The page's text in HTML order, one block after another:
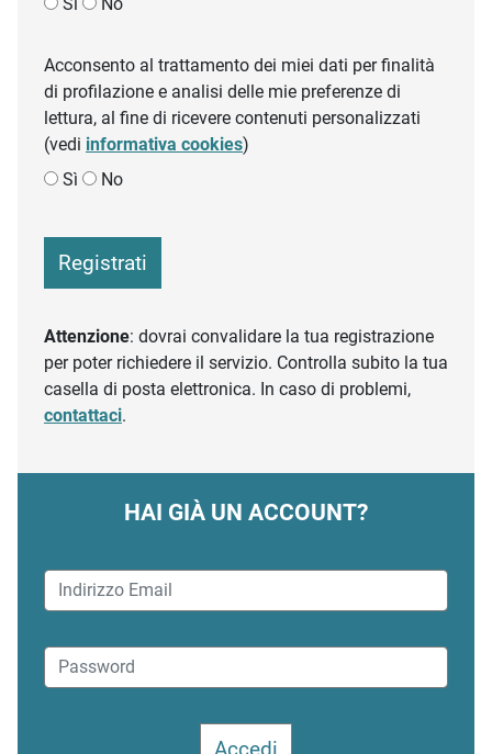
Acconsento al trattamento dei miei dati per finalità
di profilazione e analisi delle mie preferenze di
lettura, al fine di ricevere contenuti personalizzati
(vedi informativa cookies)
Sì
No
Registrati
Attenzione: dovrai convalidare la tua registrazione
per poter richiedere il servizio. Controlla subito la tua
casella di posta elettronica. In caso di problemi,
contattaci.
HAI GIÀ UN ACCOUNT?